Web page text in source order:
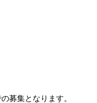
募集となります。